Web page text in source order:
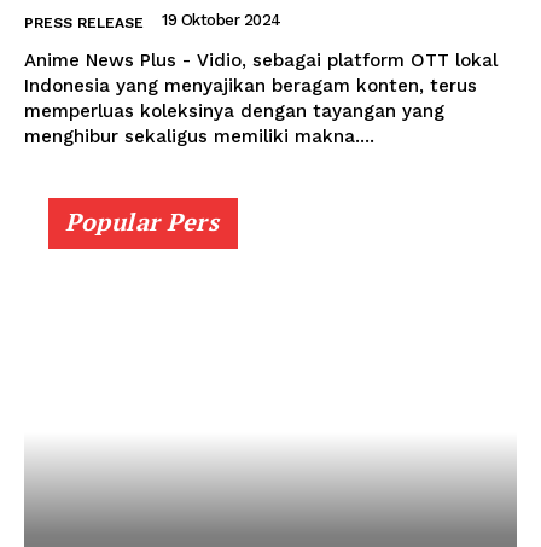
PRESS RELEASE 19 Oktober 2024
Anime News Plus - Vidio, sebagai platform OTT lokal
Indonesia yang menyajikan beragam konten, terus
memperluas koleksinya dengan tayangan yang
menghibur sekaligus memiliki makna....
Popular Pers